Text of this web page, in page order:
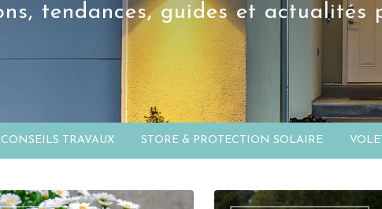
tendances, guides et actualités
CONSEILS TRAVAUX STORE & PROTECTION SOLAIRE